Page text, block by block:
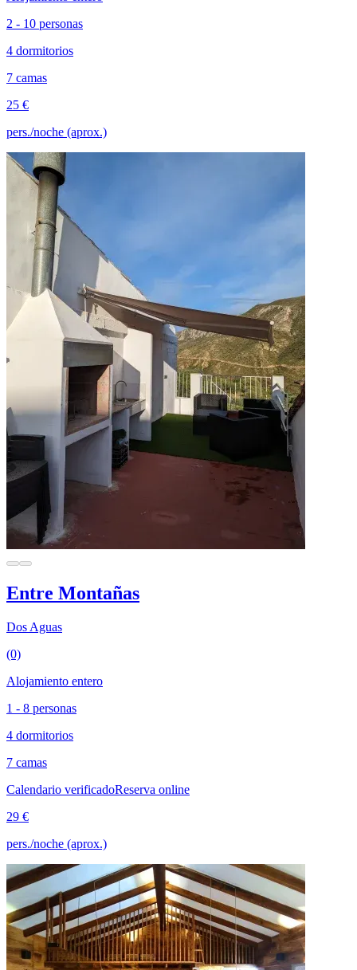
2 - 10 personas
4 dormitorios
7 camas
25 €
pers./noche (aprox.)
Entre Montañas
Dos Aguas
(0)
Alojamiento entero
1 - 8 personas
4 dormitorios
7 camas
Calendario verificadoReserva online
29 €
pers./noche (aprox.)